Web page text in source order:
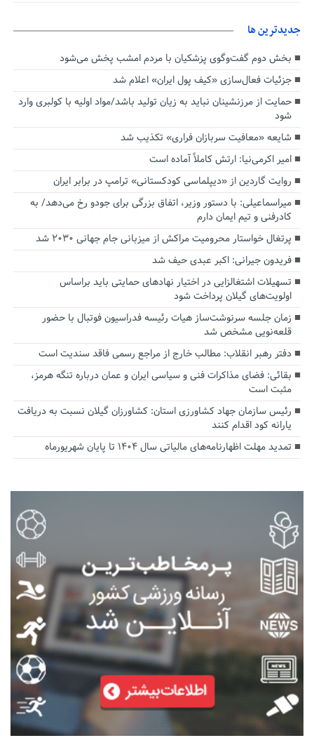
جديدترين ها
بخش دوم گفت‌وگوی پزشکیان با مردم امشب پخش می‌شود
جزئیات فعال‌سازی «کیف پول ایران» اعلام شد
حمایت از مرزنشینان نباید به زیان تولید باشد/مواد اولیه با کولبری وارد
شود
شایعه «معافیت سربازان فراری» تکذیب شد
امیر اکرمی‌نیا: ارتش کاملاً آماده است
روایت گاردین از «دیپلماسی کودکستانی» ترامپ در برابر ایران
میراسماعیلی: با دستور وزیر، اتفاق بزرگی برای جودو رخ می‌دهد/ به
کادرفنی و تیم ایمان دارم
پرتغال خواستار محرومیت مراکش از میزبانی جام جهانی ۲۰۳۰ شد
فریدون جیرانی: اکبر عبدی حیف شد
تسهیلات اشتغالزایی در اختیار نهادهای حمایتی باید براساس
اولویت‌های گیلان پرداخت شود
زمان جلسه سرنوشت‌ساز هیات رئیسه فدراسیون فوتبال با حضور
قلعه‌نویی مشخص شد
دفتر رهبر انقلاب: مطالب خارج از مراجع رسمی فاقد سندیت است
بقائی: فضای مذاکرات فنی و سیاسی ایران و عمان درباره تنگه هرمز،
مثبت است
رئیس سازمان جهاد کشاورزی استان: کشاورزان گیلان نسبت به دریافت
یارانه کود اقدام کنند
تمدید مهلت اظهارنامه‌های مالیاتی سال ۱۴۰۴ تا پایان شهریورماه